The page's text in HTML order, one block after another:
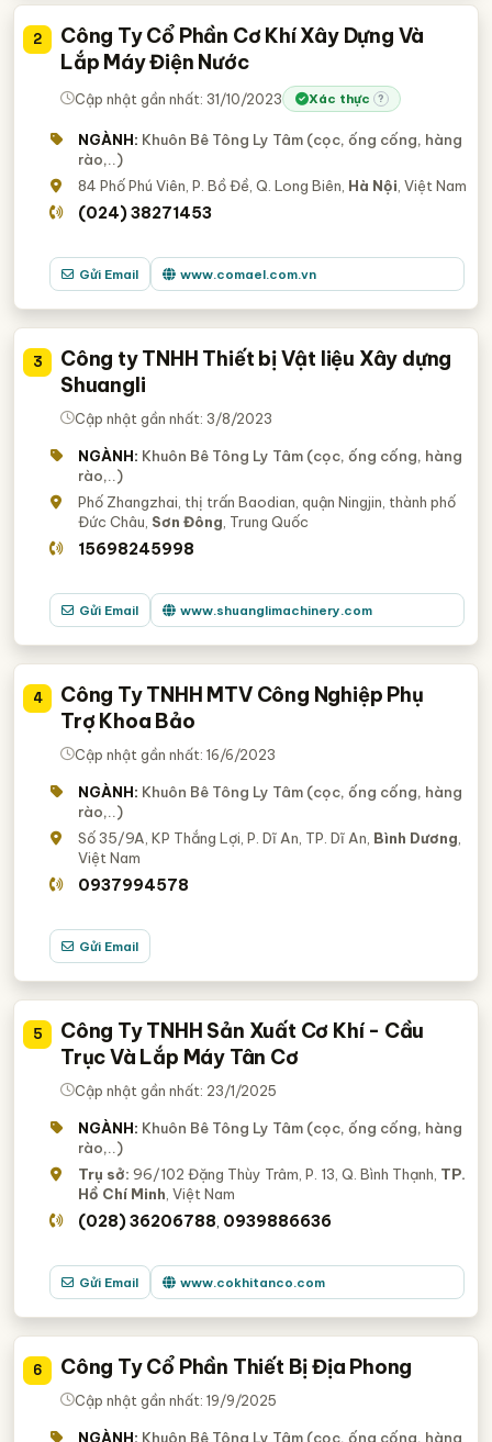
2
Công Ty Cổ Phần Cơ Khí Xây Dựng Và
Lắp Máy Điện Nước
Cập nhật gần nhất: 31/10/2023 Xác thực ?
NGÀNH: Khuôn Bê Tông Ly Tâm (cọc, ống cống, hàng
rào,..)
84 Phố Phú Viên, P. Bồ Đề, Q. Long Biên, Hà Nội , Việt Nam
(024) 38271453
Gửi Email www.comael.com.vn
3
Công ty TNHH Thiết bị Vật liệu Xây dựng
Shuangli
Cập nhật gần nhất: 3/8/2023
NGÀNH: Khuôn Bê Tông Ly Tâm (cọc, ống cống, hàng
rào,..)
Phố Zhangzhai, thị trấn Baodian, quận Ningjin, thành phố
Đức Châu, Sơn Đông , Trung Quốc
15698245998
Gửi Email www.shuanglimachinery.com
4
Công Ty TNHH MTV Công Nghiệp Phụ
Trợ Khoa Bảo
Cập nhật gần nhất: 16/6/2023
NGÀNH: Khuôn Bê Tông Ly Tâm (cọc, ống cống, hàng
rào,..)
Số 35/9A, KP Thắng Lợi, P. Dĩ An, TP. Dĩ An, Bình Dương
Việt Nam
0937994578
Gửi Email
5
Công Ty TNHH Sản Xuất Cơ Khí - Cầu
Trục Và Lắp Máy Tân Cơ
Cập nhật gần nhất: 23/1/2025
NGÀNH: Khuôn Bê Tông Ly Tâm (cọc, ống cống, hàng
rào,..)
Trụ sở: 96/102 Đặng Thùy Trâm, P. 13, Q. Bình Thạnh, TP.
Hồ Chí Minh , Việt Nam
(028) 36206788 0939886636
Gửi Email www.cokhitanco.com
6 Công Ty Cổ Phần Thiết Bị Địa Phong
Cập nhật gần nhất: 19/9/2025
NGÀNH: Khuôn Bê Tông Ly Tâm (cọc, ống cống, hàng